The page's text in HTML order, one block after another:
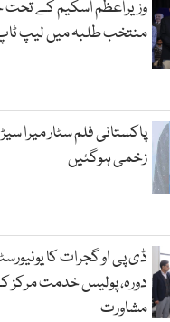
وزیراعظم اسکیم کے
منتخب طلبہ میں لیپ
پاکستانی فلم سٹار میرا
زخمی ہوگئیں
ڈی پی او گجرات کا
دورہ، پولیس خدمت مرکز
مشاورت